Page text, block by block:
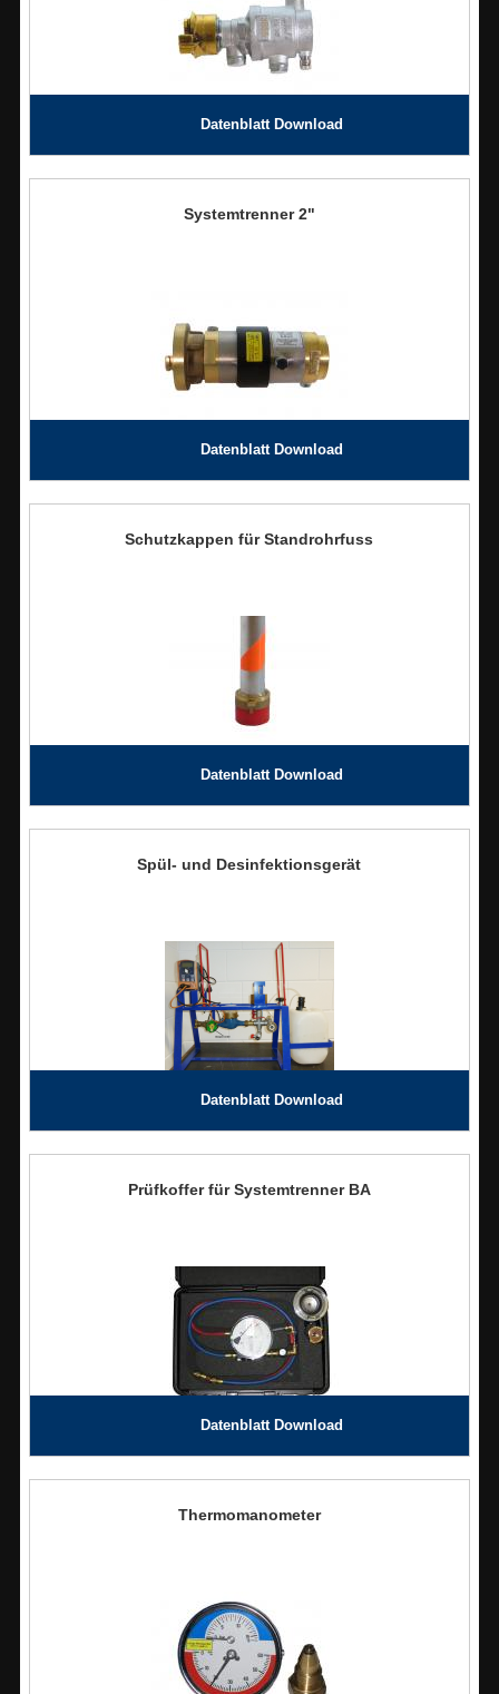
Datenblatt Download
Systemtrenner 2"
Datenblatt Download
Schutzkappen für Standrohrfuss
Datenblatt Download
Spül- und Desinfektionsgerät
Datenblatt Download
Prüfkoffer für Systemtrenner BA
Datenblatt Download
Thermomanometer